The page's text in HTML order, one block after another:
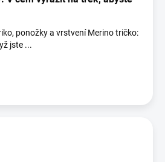
ponožky a vrstvení Merino tričko:
jste ...